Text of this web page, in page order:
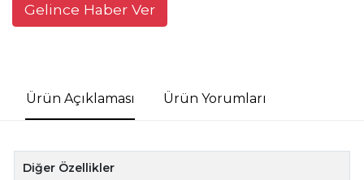
Gelince Haber Ver
Ürün Açıklaması Ürün Yorumları
Diğer Özellikler